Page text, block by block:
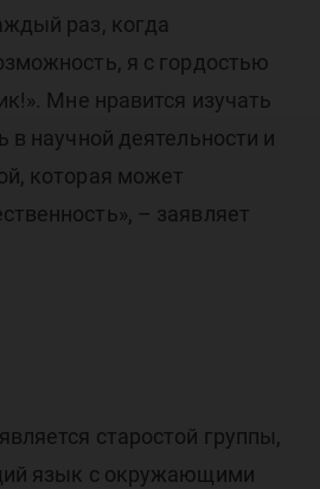
раз, когда
я с гордостью
Мне нравится изучать
в научной деятельности и
которая может
– заявляет
старостой группы,
язык с окружающими